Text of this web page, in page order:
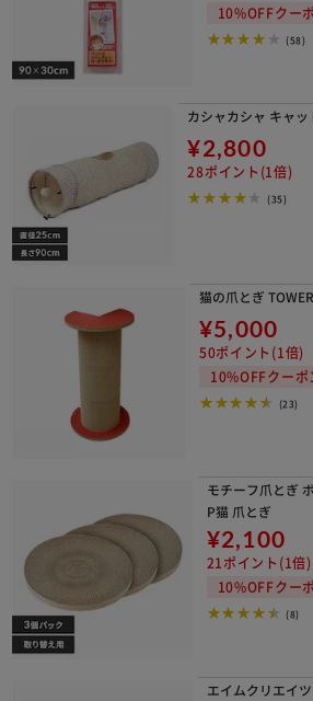
10%OFFクー
(58)
カシャカシャ キャッ
¥2,800
28ポイント(1倍)
(35)
猫の爪とぎ
¥5,000
50ポイント(1倍)
10%OFFクーポ
(23)
モチーフ爪とぎ
P猫 爪とぎ
¥2,100
21ポイント(1倍)
10%OFFクー
(8)
エイムクリエイ